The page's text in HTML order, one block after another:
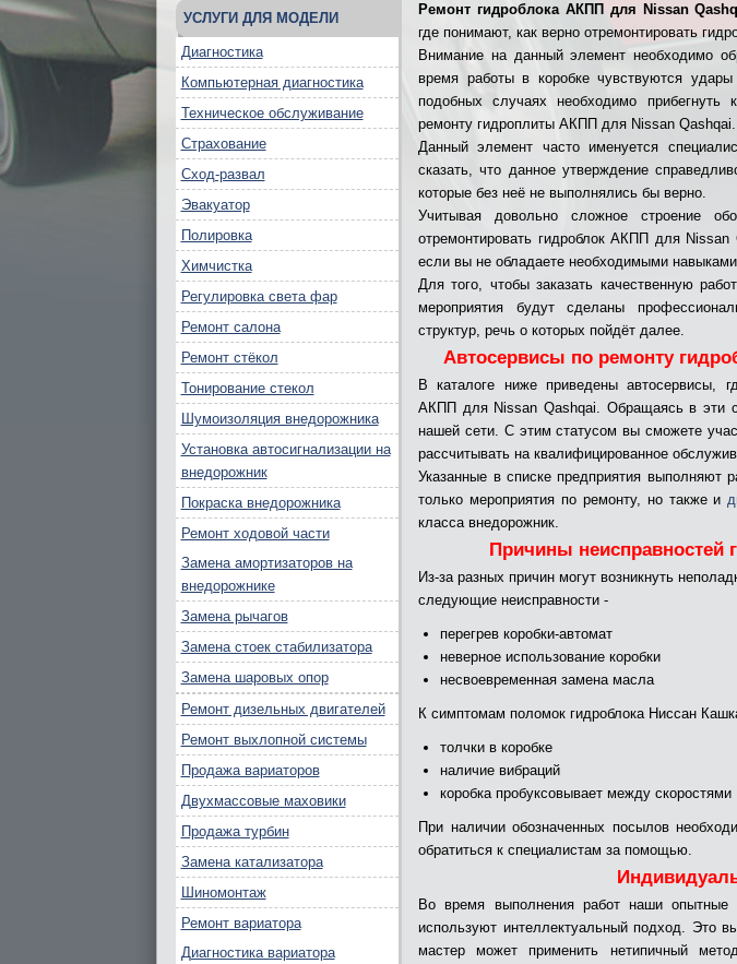
Ремонт гидроблока АКПП для Nissan
где понимают, как верно отремонтировать
Внимание на данный элемент необходимо
время работы в коробке чувствуются
подобных случаях необходимо
ремонту гидроплиты АКПП для Nissan Qashqai.
Данный элемент часто именуется
сказать, что данное утверждение
которые без неё не выполнялись бы верно.
Учитывая довольно сложное строение
отремонтировать гидроблок АКПП для
если вы не обладаете необходимыми
Для того, чтобы заказать качественную
мероприятия будут сделаны
структур, речь о которых пойдёт далее.
Автосервисы по ремонту
В каталоге ниже приведены автосервисы,
АКПП для Nissan Qashqai. Обращаясь в эти
нашей сети. С этим статусом вы сможете
рассчитывать на квалифицированное
Указанные в списке предприятия выполняют
только мероприятия по ремонту, но также и
класса внедорожник.
Причины неисправностей
Из-за разных причин могут возникнуть
следующие неисправности -
перегрев коробки-автомат
неверное использование коробки
несвоевременная замена масла
К симптомам поломок гидроблока Ниссан
толчки в коробке
наличие вибраций
коробка пробуксовывает между скоростями
При наличии обозначенных посылов
обратиться к специалистам за помощью.
Во время выполнения работ наши
используют интеллектуальный подход. Это
мастер может применить нетипичный
УСЛУГИ ДЛЯ МОДЕЛИ
Диагностика
Компьютерная диагностика
Техническое обслуживание
Страхование
Сход-развал
Эвакуатор
Полировка
Химчистка
Регулировка света фар
Ремонт салона
Ремонт стёкол
Тонирование стекол
Шумоизоляция внедорожника
Установка автосигнализации на
внедорожник
Покраска внедорожника
Ремонт ходовой части
Замена амортизаторов на
внедорожнике
Замена рычагов
Замена стоек стабилизатора
Замена шаровых опор
Ремонт дизельных двигателей
Ремонт выхлопной системы
Продажа вариаторов
Двухмассовые маховики
Продажа турбин
Замена катализатора
Шиномонтаж
Ремонт вариатора
Диагностика вариатора